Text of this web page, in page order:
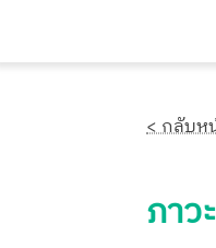
< กลับห
ภา